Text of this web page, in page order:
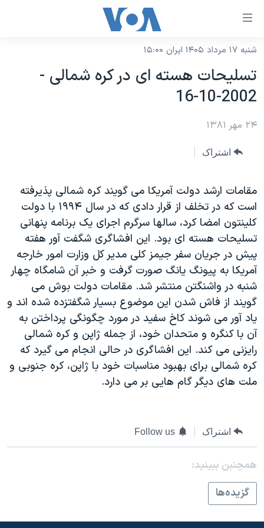
لینکهای
دسترسی
جهش
محتوای
اصلی
اصلی
جهش
به
جستجو
نسخه سبک وب‌سایت
موضوع ها
ایران
آمریکا
ورزشی
گزیده‌ها
ویژه برنامه‌ها
ویدیوها
فرهنگ و زندگی
حقوق شهروندی
اقتصادی
علم و فناوری
اسرائیل در جنگ
گالری عکس
برنامه های تلویزیونی
جدول برنامه ها
جام جهانی ۲۰۲۶
عملیات خشم حماسی
۲۵۰سالگی آمریکا
بایگانی برنامه‌های تلویزیونی
مستندها
انتخابات ریاست جمهوری آمریکا ۲۰۲۴
حمله جمهوری اسلامی به اسرائیل
رمز مهسا
ورزش زنان در ایران
اعتراضات زن، زندگی، آزادی
دادگاه حمید نوری
چهل سال گروگان‌گیری
قانون شفافیت دارائی کادر رهبری ایران
فرکانس‌های صدای آمریکا
پخش رادیویی
یادگیری زبان انگلیسی
دنبال کنید
زبانهای مختلف
شنبه ۱۷ مرداد ۱۴۰۵ ایران ۱۵:۰۰
تسليحات هسته ای در کره شمالی -
2002-10-16
۲۴ مهر ۱۳۸۱
اشتراک
مقامات ارشد دولت آمريکا می گويند کره شمالی پذيرفته
است که در تخلف از قرار دادی که در سال ۱۹۹۴ با دولت
کلينتون امضا کرد، سالها سرگرم اجرای يک برنامه پنهانی
تسليحات هسته ای بود. اين افشاگری شگفت آور هفته
پيش در جريان سفر جيمز کلی مدير کل وزارت امور خارجه
آمريکا به پيونگ يانگ صورت گرفت و خبر آن شامگاه چهار
شنبه در واشنگتن منتشر شد. مقامات دولت بوش می
گويند از فاش شدن اين موضوع بسيار شگفتزده شده اند و
ياد آور می شوند کاخ سفيد در مورد چگونگی پرداختن به
آن با کنگره و متحدان خود، از جمله ژاپن و کره شمالی
رايزنی می کند. اين افشاگری در حالی انجام می گيرد که
کره شمالی برای بهبود مناسبات خود با ژاپن، کره جنوبی و
ملت های ديگر گام هايی بر می دارد.
اشتراک Follow us
همچنبن ببینید:
گزيده‌ها